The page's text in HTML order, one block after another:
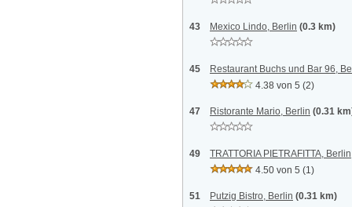
43 Mexico Lindo, Berlin (0.3 km)
45
Restaurant Buchs und Bar 96,
4.38 von 5 (2)
47 Ristorante Mario, Berlin (0.31
49
TRATTORIA PIETRAFITTA, Berlin
4.50 von 5 (1)
51 Putzig Bistro, Berlin (0.31 km)